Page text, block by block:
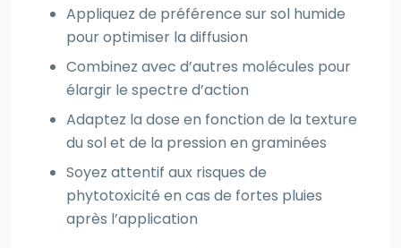
Appliquez de préférence sur sol humide
pour optimiser la diffusion
Combinez avec d’autres molécules pour
élargir le spectre d’action
Adaptez la dose en fonction de la texture
du sol et de la pression en graminées
Soyez attentif aux risques de
phytotoxicité en cas de fortes pluies
après l’application